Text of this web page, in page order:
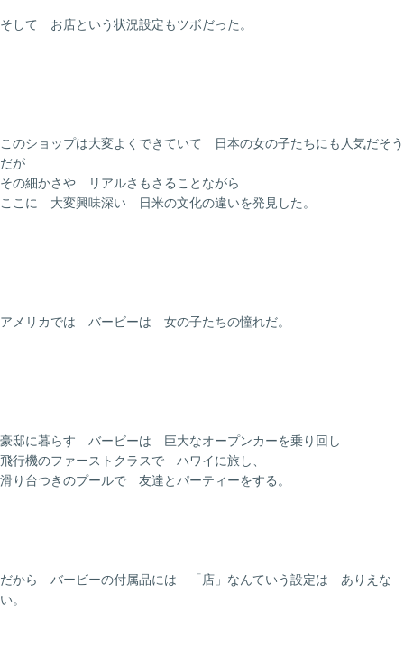
そして お店という状況設定もツボだった。
このショップは大変よくできていて 日本の女の子たちにも人気だそう
だが
その細かさや リアルさもさることながら
ここに 大変興味深い 日米の文化の違いを発見した。
アメリカでは バービーは 女の子たちの憧れだ。
豪邸に暮らす バービーは 巨大なオープンカーを乗り回し
飛行機のファーストクラスで ハワイに旅し、
滑り台つきのプールで 友達とパーティーをする。
だから バービーの付属品には 「店」なんていう設定は ありえな
い。